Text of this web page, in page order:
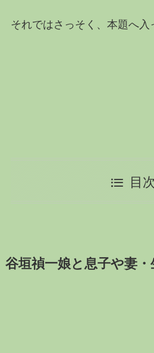
それではさっそく、本題へ入
目次
谷垣禎一娘と息子や妻・